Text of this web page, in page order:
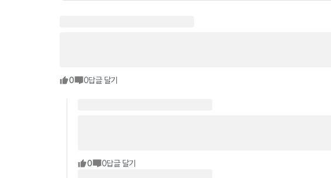
0 0답글 달기
0 0답글 달기